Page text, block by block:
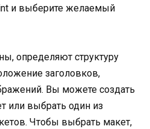
и выберите желаемый
определяют структуру
заголовков,
Вы можете создать
или выбрать один из
Чтобы выбрать макет,